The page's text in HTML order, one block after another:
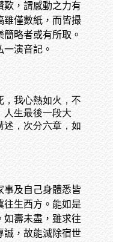
歎，謂感動之力有
雖僅數紙，而皆撮
略者或有所取。
演音記。
，我心熱如火，不
人生最後一段大
述，次分六章，如
事及自己身體悉皆
往生西方。能如是
如壽未盡，雖求往
誠，故能滅除宿世